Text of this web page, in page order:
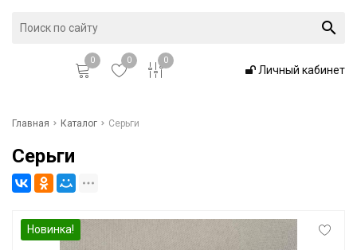
0 0 0
Личный кабинет
Инфо
Главная Каталог Серьги
Серьги
Новинка!